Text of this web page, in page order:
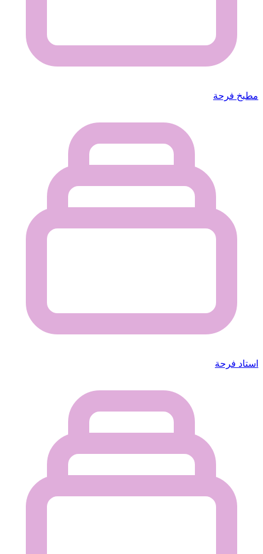
مطبخ فرحة
استاد فرحة